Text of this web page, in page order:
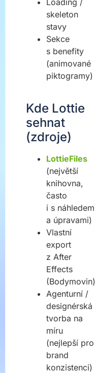
skeleton
stavy
Sekce
s benefity
(animované
piktogramy)
Kde Lottie
sehnat
(zdroje)
LottieFiles
(největší
knihovna,
často
i s náhledem
a úpravami)
Vlastní
export
z After
Effects
(Bodymovin)
Agenturní /
designérská
tvorba na
míru
(nejlepší pro
brand
konzistenci)